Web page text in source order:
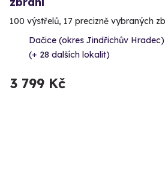
100 výstřelů, 17 precizně vybraných
Dačice (okres Jindřichův Hradec)
(+ 28 dalších lokalit)
3 799 Kč